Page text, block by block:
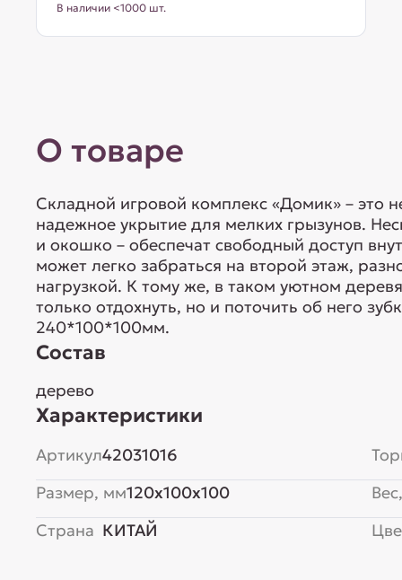
В наличии <1000 шт.
О товаре
Складной игровой комплекс «Домик» – это
надежное укрытие для мелких грызунов.
и окошко – обеспечат свободный доступ
может легко забраться на второй этаж,
нагрузкой. К тому же, в таком уютном
только отдохнуть, но и поточить об него
240*100*100мм.
Состав
дерево
Характеристики
Артикул42031016
Размер, мм120x100x100
Страна КИТАЙ